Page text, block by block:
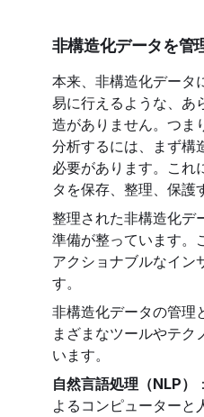
非構造化データを管
本来、非構造化データ
易に行えるような、あ
造がありません。つま
分析するには、まず構
必要があります。これ
タを保存、整理、保護
整理された非構造化デ
準備が整っています。
アクショナブルなイン
す。
非構造化データの管理
まざまなツールやテク
います。
自然言語処理（NLP）
よるコンピューターと